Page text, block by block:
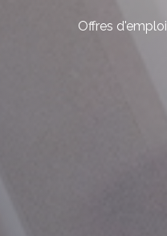
Offres d'emploi